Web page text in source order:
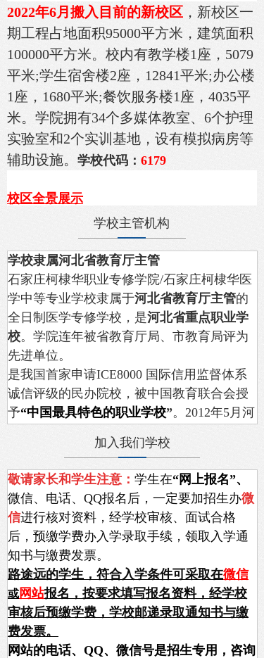
2022年6月搬入目前的新校区 ，新校区一
期工程占地面积95000平方米，建筑面积
100000平方米。校内有教学楼1座，5079
平米;学生宿舍楼2座，12841平米;办公楼
1座，1680平米;餐饮服务楼1座，4035平
米。学院拥有34个多媒体教室、6个护理
实验室和2个实训基地，设有模拟病房等
辅助设施。 学校代码： 6179
校区全景展示
点击此处《在线参观学校全景》
加入我们学校
学校主管机构
学校隶属河北省教育厅主管
石家庄柯棣华职业专修学院/石家庄柯棣华医
学中等专业学校隶属于河北省教育厅主管的
全日制医学专修学校，是河北省重点职业学
校。学院连年被省教育厅局、 市教育局评为
先进单位。
是我国首家申请ICE8000 国际信用监督体系
诚信评级的民办院校，被中国教育联合会授
予“中国最具特色的职业学校”。2012年5月河
一所省属中职学校。
学校地址：鹿泉区植物园街199号
敬请家长和学生注意： 学生在“网上报名”、
微信、 电话、QQ报名后， 一定要加招生办微
信进行核对资料，经学校审核、面试合格
后， 预缴学费办入学录取手续，领取入学通
知书与缴费发票。
路途远的学生， 符合入学条件可采取在微信
或网站报名，按要求填写报名资料，经学校
审核后预缴学费，学校邮递录取通知书与缴
费发票。
网站的电话、QQ、微信号是招生专用，咨询